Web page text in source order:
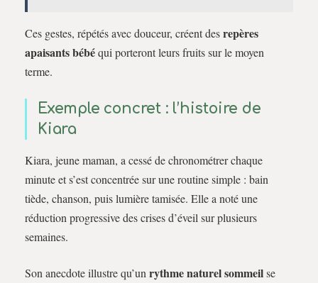
Ces gestes, répétés avec douceur, créent desrepères
apaisants bébéqui porteront leurs fruits sur le moyen
terme.
Exemple concret : l’histoire de
Kiara
Kiara, jeune maman, a cessé de chronométrer chaque
minute et s’est concentrée sur une routine simple : bain
tiède, chanson, puis lumière tamisée. Elle a noté une
réduction progressive des crises d’éveil sur plusieurs
semaines.
Son anecdote illustre qu’un rythme naturel sommeilse